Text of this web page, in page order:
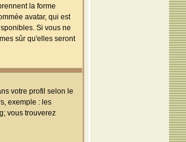
la forme
avatar, qui est
Si vous ne
sûr qu'elles seront
votre profil selon le
exemple : les
vous trouverez